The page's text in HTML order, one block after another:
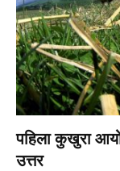
पहिला कुखुरा
उत्तर